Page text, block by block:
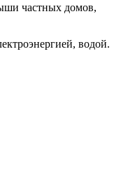
частных домов,
водой.